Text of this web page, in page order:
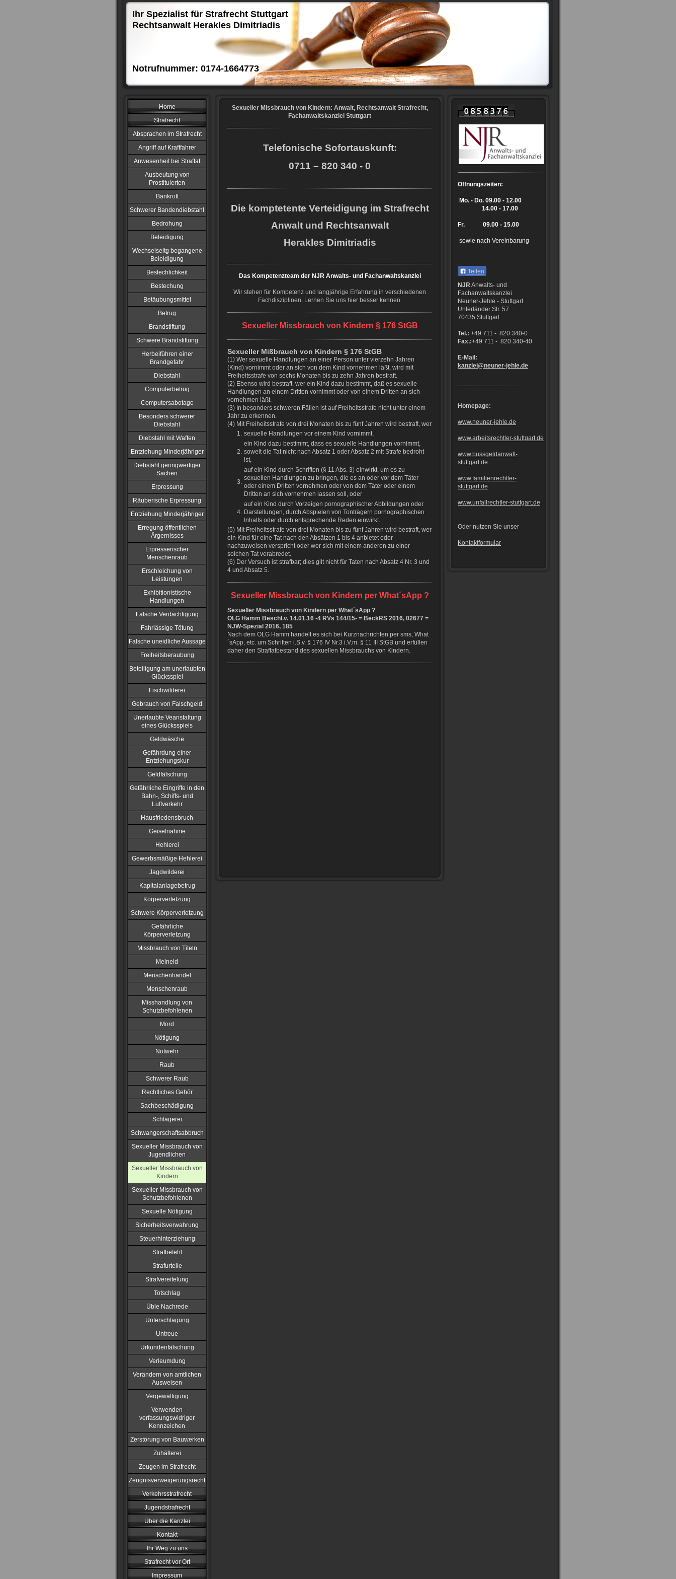
Ihr Spezialist für Strafrecht Stuttgart
Rechtsanwalt Herakles Dimitriadis
Notrufnummer: 0174-1664773
Home
Strafrecht
Absprachen im Strafrecht
Angriff auf Kraftfahrer
Anwesenheit bei Straftat
Ausbeutung von
Prostituierten
Bankrott
Schwerer Bandendiebstahl
Bedrohung
Beleidigung
Wechselseitg begangene
Beleidigung
Bestechlichkeit
Bestechung
Betäubungsmittel
Betrug
Brandstiftung
Schwere Brandstiftung
Herbeiführen einer
Brandgefahr
Diebstahl
Computerbetrug
Computersabotage
Besonders schwerer
Diebstahl
Diebstahl mit Waffen
Entziehung Minderjähriger
Diebstahl geringwertiger
Sachen
Erpressung
Räuberische Erpressung
Entziehung Minderjähriger
Erregung öffentlichen
Ärgernisses
Erpresserischer
Menschenraub
Erschleichung von
Leistungen
Exhibitionistische
Handlungen
Falsche Verdächtigung
Fahrlässige Tötung
Falsche uneidliche Aussage
Freiheitsberaubung
Beteiligung am unerlaubten
Glücksspiel
Fischwilderei
Gebrauch von Falschgeld
Unerlaubte Veanstaltung
eines Glücksspiels
Geldwäsche
Gefährdung einer
Entziehungskur
Geldfälschung
Gefährliche Eingriffe in den
Bahn-, Schiffs- und
Luftverkehr
Hausfriedensbruch
Geiselnahme
Hehlerei
Gewerbsmäßige Hehlerei
Jagdwilderei
Kapitalanlagebetrug
Körperverletzung
Schwere Körperverletzung
Gefährliche
Körperverletzung
Missbrauch von Titeln
Meineid
Menschenhandel
Menschenraub
Misshandlung von
Schutzbefohlenen
Mord
Nötigung
Notwehr
Raub
Schwerer Raub
Rechtliches Gehör
Sachbeschädigung
Schlägerei
Schwangerschaftsabbruch
Sexueller Missbrauch von
Jugendlichen
Sexueller Missbrauch von
Kindern
Sexueller Missbrauch von
Schutzbefohlenen
Sexuelle Nötigung
Sicherheitsverwahrung
Steuerhinterziehung
Strafbefehl
Strafurteile
Strafvereitelung
Totschlag
Üble Nachrede
Unterschlagung
Untreue
Urkundenfälschung
Verleumdung
Verändern von amtlichen
Ausweisen
Vergewaltigung
Verwenden
verfassungswidriger
Kennzeichen
Zerstörung von Bauwerken
Zuhälterei
Zeugen im Strafrecht
Zeugnisverweigerungsrecht
Verkehrsstrafrecht
Jugendstrafrecht
Über die Kanzlei
Kontakt
Ihr Weg zu uns
Strafrecht vor Ort
Impressum
Sexueller Missbrauch von Kindern: Anwalt, Rechtsanwalt Strafrecht,
Fachanwaltskanzlei Stuttgart
Telefonische Sofortauskunft:
0711 – 820 340 - 0
Die komptetente Verteidigung im Strafrecht
Anwalt und Rechtsanwalt
Herakles Dimitriadis
Das Kompetenzteam der NJR Anwalts- und Fachanwaltskanzlei
Wir stehen für Kompetenz und langjährige Erfahrung in verschiedenen
Fachdisziplinen. Lernen Sie uns hier besser kennen.
Sexueller Missbrauch von Kindern § 176 StGB
Sexueller Mißbrauch von Kindern § 176 StGB
(1) Wer sexuelle Handlungen an einer Person unter vierzehn Jahren
(Kind) vornimmt oder an sich von dem Kind vornehmen läßt, wird mit
Freiheitsstrafe von sechs Monaten bis zu zehn Jahren bestraft.
(2) Ebenso wird bestraft, wer ein Kind dazu bestimmt, daß es sexuelle
Handlungen an einem Dritten vornimmt oder von einem Dritten an sich
vornehmen läßt.
(3) In besonders schweren Fällen ist auf Freiheitsstrafe nicht unter einem
Jahr zu erkennen.
(4) Mit Freiheitsstrafe von drei Monaten bis zu fünf Jahren wird bestraft, wer
1. sexuelle Handlungen vor einem Kind vornimmt,
2.
ein Kind dazu bestimmt, dass es sexuelle Handlungen vornimmt,
soweit die Tat nicht nach Absatz 1 oder Absatz 2 mit Strafe bedroht
ist,
3.
auf ein Kind durch Schriften (§ 11 Abs. 3) einwirkt, um es zu
sexuellen Handlungen zu bringen, die es an oder vor dem Täter
oder einem Dritten vornehmen oder von dem Täter oder einem
Dritten an sich vornehmen lassen soll, oder
4.
auf ein Kind durch Vorzeigen pornographischer Abbildungen oder
Darstellungen, durch Abspielen von Tonträgern pornographischen
Inhalts oder durch entsprechende Reden einwirkt.
(5) Mit Freiheitsstrafe von drei Monaten bis zu fünf Jahren wird bestraft, wer
ein Kind für eine Tat nach den Absätzen 1 bis 4 anbietet oder
nachzuweisen verspricht oder wer sich mit einem anderen zu einer
solchen Tat verabredet.
(6) Der Versuch ist strafbar; dies gilt nicht für Taten nach Absatz 4 Nr. 3 und
4 und Absatz 5.
Sexueller Missbrauch von Kindern per What´sApp ?
Sexueller Missbrauch von Kindern per What´sApp ?
OLG Hamm Beschl.v. 14.01.16 -4 RVs 144/15- = BeckRS 2016, 02677 =
NJW-Spezial 2016, 185
Nach dem OLG Hamm handelt es sich bei Kurznachrichten per sms, What
´sApp, etc. um Schriften i.S.v. § 176 IV Nr.3 i.V.m. § 11 III StGB und erfüllen
daher den Straftatbestand des sexuellen Missbrauchs von Kindern.
Öffnungszeiten:
Mo. - Do. 09.00 - 12.00
14.00 - 17.00
Fr. 09.00 - 15.00
sowie nach Vereinbarung
Teilen
NJR Anwalts- und
Fachanwaltskanzlei
Neuner-Jehle - Stuttgart
Unterländer Str. 57
70435 Stuttgart
Tel.: +49 711 - 820 340-0
Fax.:+49 711 - 820 340-40
E-Mail:
kanzlei@neuner-jehle.de
Homepage:
www.neuner-jehle.de
www.arbeitsrechtler-stuttgart.de
www.bussgeldanwalt-
stuttgart.de
www.familienrechtler-
stuttgart.de
www.unfallrechtler-stuttgart.de
Oder nutzen Sie unser
Kontaktformular